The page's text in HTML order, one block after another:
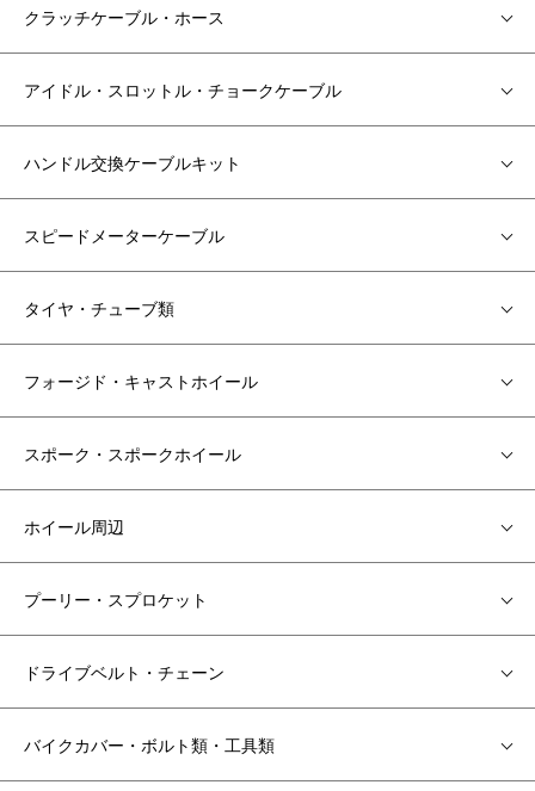
クラッチケーブル・ホース
アイドル・スロットル・チョークケーブル
ハンドル交換ケーブルキット
スピードメーターケーブル
タイヤ・チューブ類
フォージド・キャストホイール
スポーク・スポークホイール
ホイール周辺
プーリー・スプロケット
ドライブベルト・チェーン
バイクカバー・ボルト類・工具類